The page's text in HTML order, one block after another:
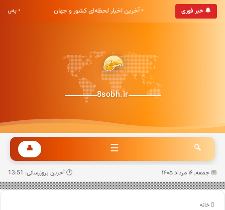
🔔 خبر فوری
صبح خوش آمدید • آخرین اخبار لحظه‌ای کشور و جهان •
8sobh.ir
🔍
☰
👤
📅 جمعه, ۱۶ مرداد ۱۴۰۵ 🕐 آخرین بروزرسانی: 13:51
خانه